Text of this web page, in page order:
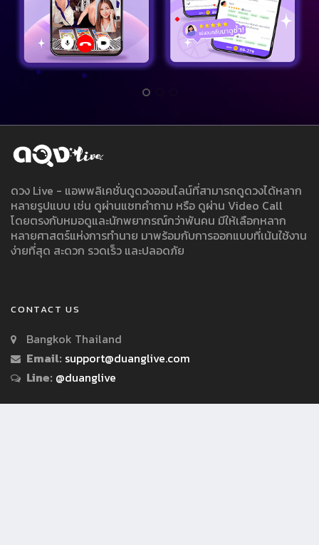
ดวง Live - แอพพลิเคชั่นดูดวงออนไลน์ที่สามารถดูดวงได้หลาก
หลายรูปแบบ เช่น ดูผ่านแชทคำถาม หรือ ดูผ่าน Video Call
โดยตรงกับหมอดูและนักพยากรณ์กว่าพันคน มีให้เลือกหลาก
หลายศาสตร์แห่งการทำนาย มาพร้อมกับการออกแบบที่เน้นใช้งาน
ง่ายที่สุด สะดวก รวดเร็ว และปลอดภัย
CONTACT US
Bangkok Thailand
Email: support@duanglive.com
Line: @duanglive